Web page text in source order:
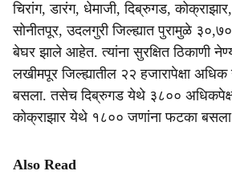
चिरांग, डारंग, धेमाजी, दिब्रुगड,
सोनीतपूर, उदलगुरी जिल्ह्यात पुरामुळे
बेघर झाले आहेत. त्यांना सुरक्षित ठिकाणी
लखीमपूर जिल्ह्यातील २२ हजारापेक्षा अधिक
बसला. तसेच दिब्रुगड येथे ३८००
कोक्राझार येथे १८०० जणांना फटका
Also Read